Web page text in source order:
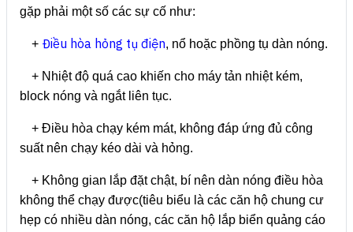
gặp phải một số các sự cố như:
+ Điều hòa hỏng tụ điện, nổ hoặc phồng tụ dàn nóng.
+ Nhiệt độ quá cao khiến cho máy tản nhiệt kém,
block nóng và ngắt liên tục.
+ Điều hòa chạy kém mát, không đáp ứng đủ công
suất nên chạy kéo dài và hỏng.
+ Không gian lắp đặt chật, bí nên dàn nóng điều hòa
không thể chạy được(tiêu biểu là các căn hộ chung cư
hẹp có nhiều dàn nóng, các căn hộ lắp biển quảng cáo